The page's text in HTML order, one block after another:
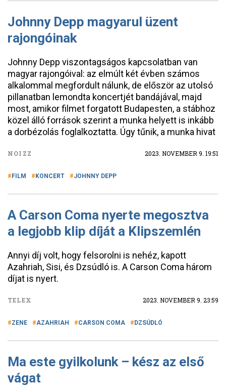
Johnny Depp magyarul üzent
rajongóinak
Johnny Depp viszontagságos kapcsolatban van
magyar rajongóival: az elmúlt két évben számos
alkalommal megfordult nálunk, de először az utolsó
pillanatban lemondta koncertjét bandájával, majd
most, amikor filmet forgatott Budapesten, a stábhoz
közel álló források szerint a munka helyett is inkább
a dorbézolás foglalkoztatta. Úgy tűnik, a munka hivat
NOIZZ 2023. NOVEMBER 9. 19:51
FILM KONCERT JOHNNY DEPP
A Carson Coma nyerte megosztva
a legjobb klip díját a Klipszemlén
Annyi díj volt, hogy felsorolni is nehéz, kapott
Azahriah, Sisi, és Dzsúdló is. A Carson Coma három
díjat is nyert.
TELEX 2023. NOVEMBER 9. 23:59
ZENE AZAHRIAH CARSON COMA DZSÚDLÓ
Ma este gyilkolunk – kész az első
vágat